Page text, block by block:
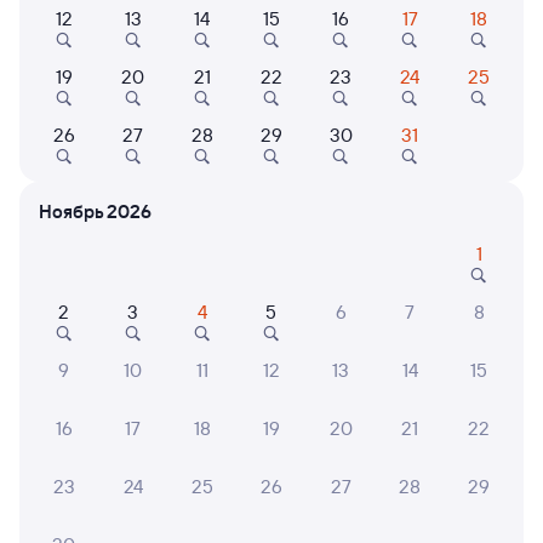
009Н Проходящий 6,3
Хилок
из Владивостока (ж/д вокзал)
02:31 22:44
3 д 13 м в пути
от 14 ⁠330 ⁠₽ 22 ⁠188 ⁠₽
Выберите дату
14:02 11:16
3 д 1 ч 14 м в пути
12 13 14 15 16 17 18
19 20 21 22 23 24 25
26 27 28 29 30 31
Ноябрь 2026
1
2 3 4 5 6 7 8
9 10 11 12 13 14 15
16 17 18 19 20 21 22
23 24 25 26 27 28 29